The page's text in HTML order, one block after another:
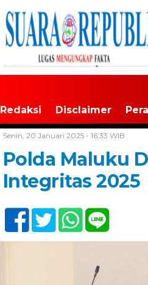
Redaksi Disclaimer
Senin, 20 Januari 2025 - 16:33 WIB
Polda Maluku
Integritas 2025